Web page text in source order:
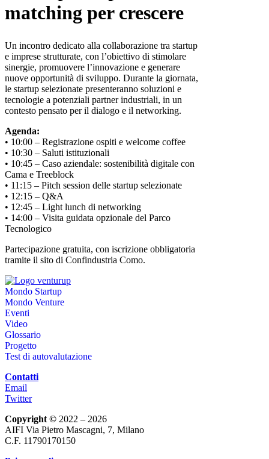
matching per crescere
Un incontro dedicato alla collaborazione tra startup
e imprese strutturate, con l’obiettivo di stimolare
sinergie, promuovere l’innovazione e generare
nuove opportunità di sviluppo. Durante la giornata,
le startup selezionate presenteranno soluzioni e
tecnologie a potenziali partner industriali, in un
contesto pensato per il dialogo e il networking.
Agenda:
• 10:00 – Registrazione ospiti e welcome coffee
• 10:30 – Saluti istituzionali
• 10:45 – Caso aziendale: sostenibilità digitale con
Cama e Treeblock
• 11:15 – Pitch session delle startup selezionate
• 12:15 – Q&A
• 12:45 – Light lunch di networking
• 14:00 – Visita guidata opzionale del Parco
Tecnologico
Partecipazione gratuita, con iscrizione obbligatoria
tramite il sito di Confindustria Como.
Mondo Startup
Mondo Venture
Eventi
Video
Glossario
Progetto
Test di autovalutazione
Contatti
Email
Twitter
Copyright © 2022 – 2026
AIFI Via Pietro Mascagni, 7, Milano
C.F. 11790170150